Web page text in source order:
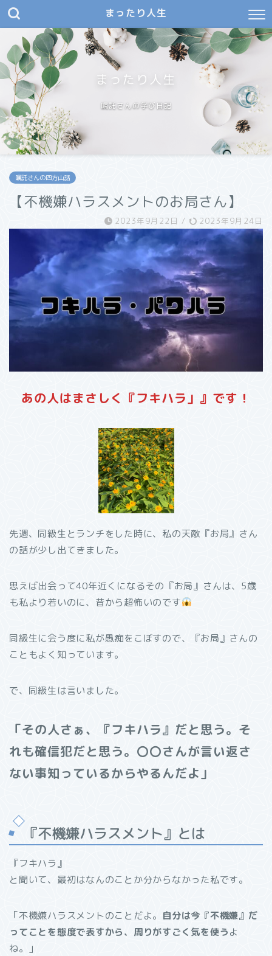
まったり人生
まったり人生
嘱託さんの学び日記
嘱託さんの四方山話
【不機嫌ハラスメントのお局さん】
2023年9月22日 / 2023年9月24日
あの人はまさしく『フキハラ」』です！
先週、同級生とランチをした時に、私の天敵『お局』さん
の話が少し出てきました。
思えば出会って40年近くになるその『お局』さんは、5歳
も私より若いのに、昔から超怖いのです
同級生に会う度に私が愚痴をこぼすので、『お局』さんの
こともよく知っています。
で、同級生は言いました。
「その人さぁ、『フキハラ』だと思う。そ
れも確信犯だと思う。〇〇さんが言い返さ
ない事知っているからやるんだよ」
『不機嫌ハラスメント』とは
『フキハラ』
と聞いて、最初はなんのことか分からなかった私です。
「不機嫌ハラスメントのことだよ。 自分は今『不機嫌』だ
ってことを態度で表すから、周りがすごく気を使うよ
ね。」